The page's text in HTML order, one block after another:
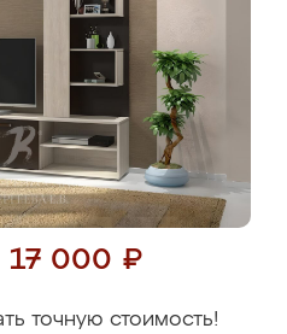
17 000 ₽
точную стоимость!